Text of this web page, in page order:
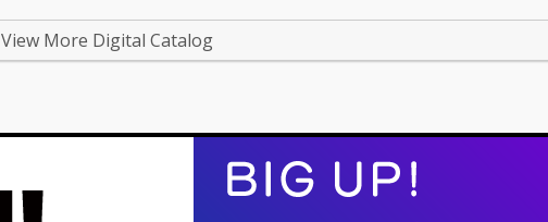
View More Digital Catalog